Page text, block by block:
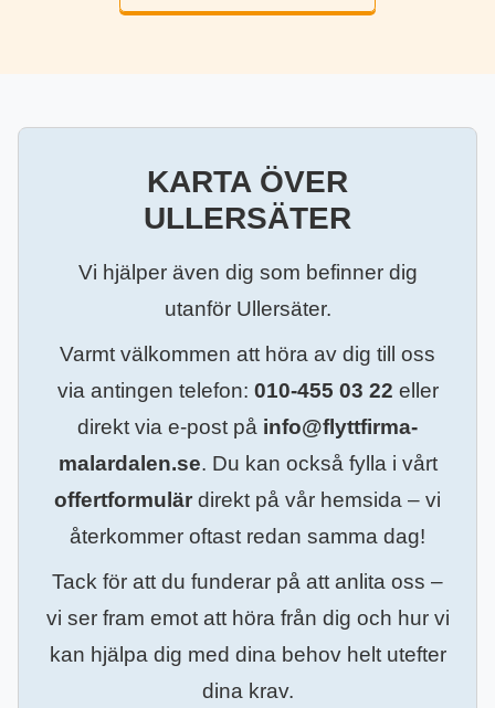
KARTA ÖVER
ULLERSÄTER
Vi hjälper även dig som befinner dig
utanför Ullersäter.
Varmt välkommen att höra av dig till oss
via antingen telefon: 010-455 03 22 eller
direkt via e-post på info@flyttfirma-
malardalen.se. Du kan också fylla i vårt
offertformulär direkt på vår hemsida – vi
återkommer oftast redan samma dag!
Tack för att du funderar på att anlita oss –
vi ser fram emot att höra från dig och hur vi
kan hjälpa dig med dina behov helt utefter
dina krav.